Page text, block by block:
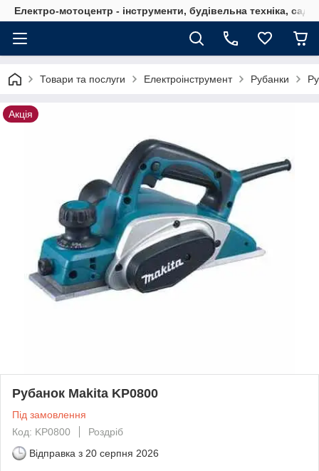
Електро-мотоцентр - інструменти, будівельна техніка,
Товари та послуги Електроінструмент Рубанки
Акція
Рубанок Makita KP0800
Під замовлення
Код: KP0800
Роздріб
Відправка з 20 серпня 2026